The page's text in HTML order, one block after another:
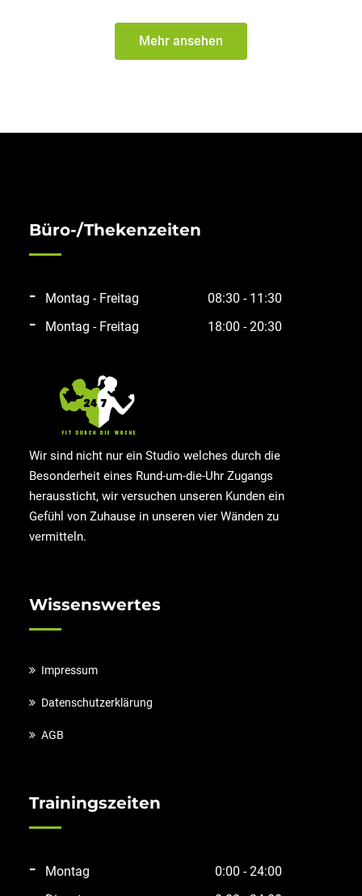
Mehr ansehen
Büro-/Thekenzeiten
Montag - Freitag
08:30 - 11:30
Montag - Freitag
18:00 - 20:30
Wir sind nicht nur ein Studio welches durch die
Besonderheit eines Rund-um-die-Uhr Zugangs
heraussticht, wir versuchen unseren Kunden ein
Gefühl von Zuhause in unseren vier Wänden zu
vermitteln.
Wissenswertes
Impressum
Datenschutzerklärung
AGB
Trainingszeiten
Montag
0:00 - 24:00